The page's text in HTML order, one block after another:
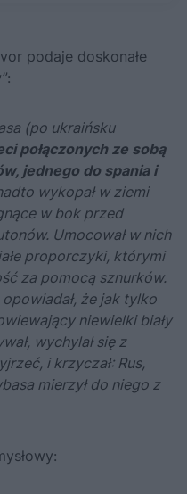
podaje doskonałe
(po ukraińsku
połączonych ze sobą
jednego do spania i
wykopał w ziemi
w bok przed
Umocował w nich
proporczyki, którymi
za pomocą sznurków.
że jak tylko
niewielki biały
wychylał się z
i krzyczał: Rus,
mierzył do niego z